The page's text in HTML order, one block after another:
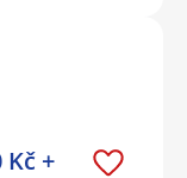
Kč +